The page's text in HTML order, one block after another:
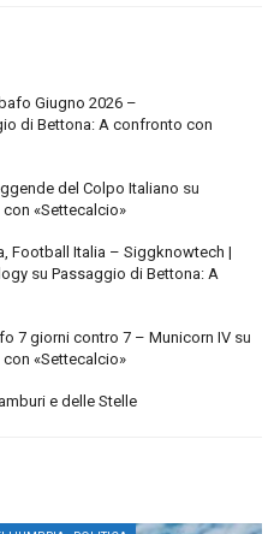
Giugno 2026 –
di Bettona: A confronto con
del Colpo Italiano su
«Settecalcio»
Football Italia – Siggknowtech |
su Passaggio di Bettona: A
7 giorni contro 7 – Municorn IV su
«Settecalcio»
e delle Stelle